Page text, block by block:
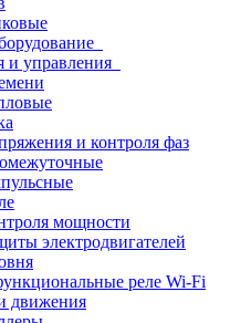
и управления
и контроля фаз
мощности
электродвигателей
реле Wi-Fi
движения